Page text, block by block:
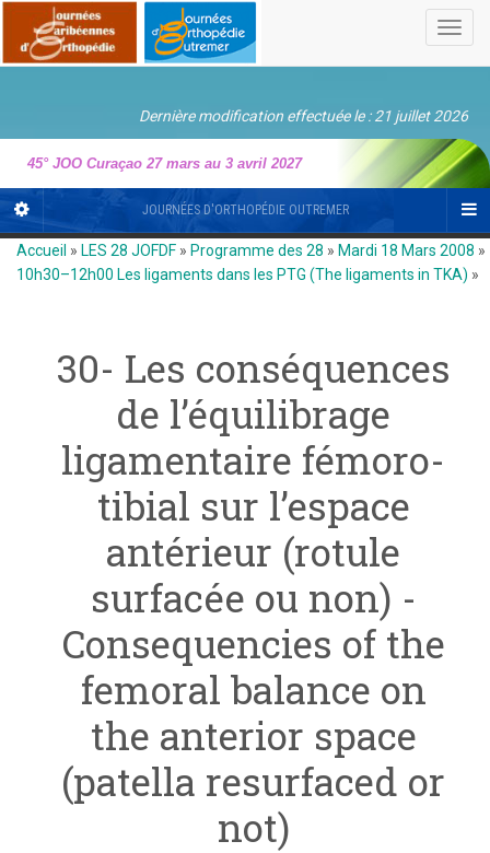
Dernière modification effectuée le : 21 juillet 2026
45° JOO Curaçao 27 mars au 3 avril 2027
JOURNÉES D'ORTHOPÉDIE OUTREMER
Accueil » LES 28 JOFDF » Programme des 28 » Mardi 18 Mars 2008 »
10h30–12h00 Les ligaments dans les PTG (The ligaments in TKA) »
30- Les conséquences
de l’équilibrage
ligamentaire fémoro-
tibial sur l’espace
antérieur (rotule
surfacée ou non) -
Consequencies of the
femoral balance on
the anterior space
(patella resurfaced or
not)